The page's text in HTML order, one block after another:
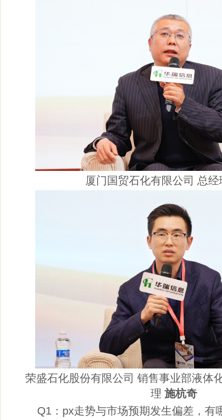
厦门国贸石化有限公司 总经
荣盛石化股份有限公司 销售事业部液体
理 施杭奇
Q1：px走势与市场预期发生偏差，有